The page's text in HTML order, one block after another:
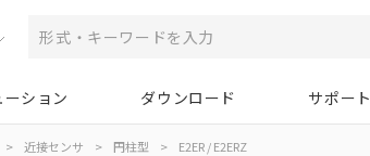
ーション ダウンロード サポート
> 近接センサ > 円柱型 > E2ER / E2ERZ